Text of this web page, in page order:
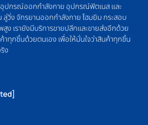
ยอุปกรณ์ออกกำลังกาย อุปกรณ์ฟิตเนส และ
วิ่ง จักรยานออกกำลังกาย โฮมยิม กระสอบ
ง เรายังมีบริการขายปลีกและขายส่งอีกด้วย
าทุกชิ้นด้วยตนเอง เพื่อให้มั่นใจว่าสินค้าทุกชิ้น
ง